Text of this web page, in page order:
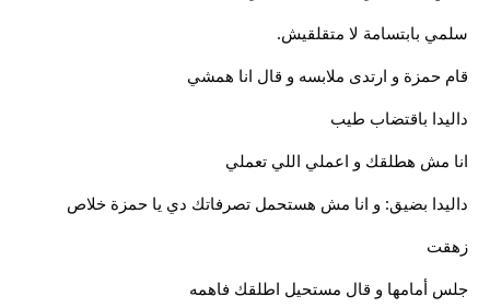
سلمي بابتسامة لا متقلقيش.
قام حمزة و ارتدى ملابسه و قال انا همشي
داليدا باقتضاب طيب
انا مش هطلقك و اعملي اللي تعملي
داليدا بضيق: و انا مش هستحمل تصرفاتك دي يا حمزة خلاص
زهقت
جلس أمامها و قال مستحيل اطلقك فاهمه